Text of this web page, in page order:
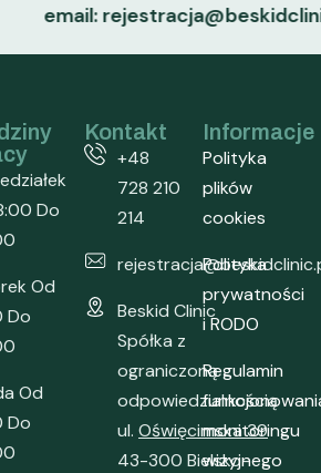
email: rejestracja@beskidclinic.pl
Do
Od
Do
Od
Do
Kontakt
+48
728 210
214
Beskid Clinic
Spółka z
ograniczoną
odpowiedzialnością
ul. Oświęcimska 39
43-300 Bielsko-
Informacje
Polityka
plików
cookies
Polityka
prywatności
i RODO
Regulamin
monitoringu
wizyjnego